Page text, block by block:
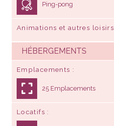
Ping-pong
Animations et autres loisirs
HÉBERGEMENTS
Emplacements
25 Emplacements
Locatifs